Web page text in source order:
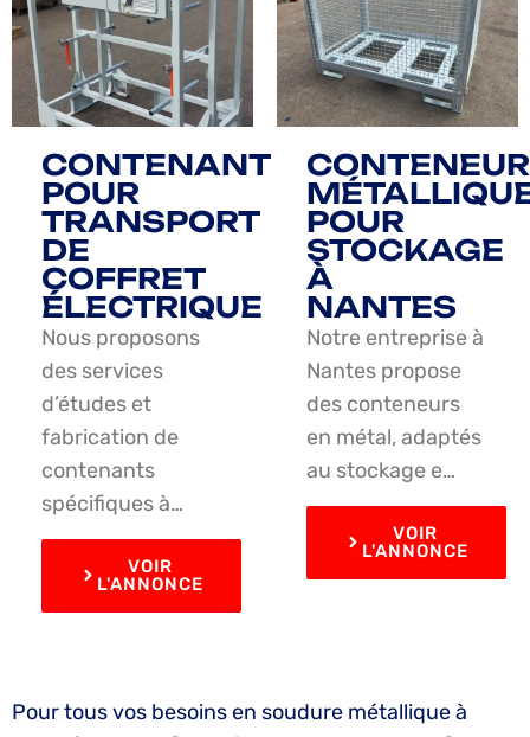
CONTENANT
POUR
TRANSPORT
DE
COFFRET
ÉLECTRIQUE
Nous proposons
des services
d’études et
fabrication de
contenants
spécifiques à…
VOIR
L'ANNONCE
POUR
STOCKAGE
À
NANTES
Notre entreprise à
Nantes propose
des conteneurs
en métal, adaptés
au stockage e…
VOIR
L'ANNONCE
Pour tous vos besoins en soudure métallique à